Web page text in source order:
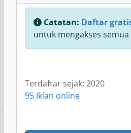
Catatan: Daftar
untuk mengakses
Terdaftar sejak: 2020
95 Iklan online